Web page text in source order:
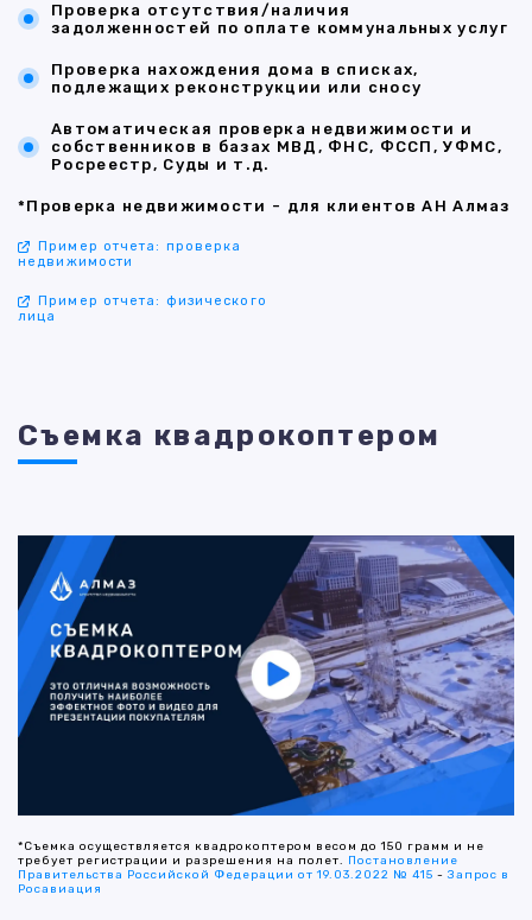
Проверка отсутствия/наличия
задолженностей по оплате коммунальных услуг
Проверка нахождения дома в списках,
подлежащих реконструкции или сносу
Автоматическая проверка недвижимости и
собственников в базах МВД, ФНС, ФССП, УФМС,
Росреестр, Суды и т.д.
*Проверка недвижимости - для клиентов АН Алмаз
Пример отчета: проверка
недвижимости
Пример отчета: физического
лица
Съемка квадрокоптером
*Съемка осуществляется квадрокоптером весом до 150 грамм и не
требует регистрации и разрешения на полет. Постановление
Правительства Российской Федерации от 19.03.2022 № 415 -Запрос в
Росавиация